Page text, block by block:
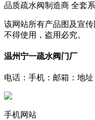
品质疏水阀制造商 全套
该网站所有产品图及宣
不得使用，盗用必究。
温州宁一疏水阀门厂
电话： 手机： 邮箱： 地址
手机网站